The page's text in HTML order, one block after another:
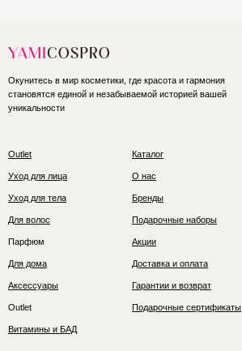
Outlet
Окунитесь в мир косметики, где красота и гармония
становятся единой и незабываемой историей вашей
уникальности
Уход для лица
Уход для тела
Для волос
Парфюм
Для дома
Аксессуары
Outlet
Витамины и БАД
Каталог
О нас
Бренды
Подарочные наборы
Акции
Доставка и оплата
Гарантии и возврат
Подарочные сертификаты